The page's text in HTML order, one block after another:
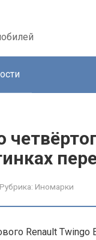
Рубрика: Иномарки
Renault